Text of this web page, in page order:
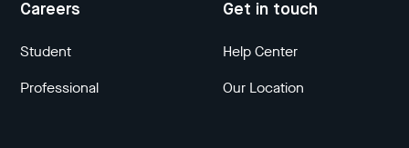
Careers
Student
Professional
Get in touch
Help Center
Our Location